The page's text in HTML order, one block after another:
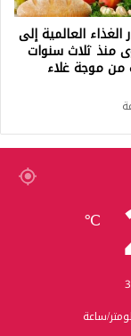
الغذاء العالمية إلى
منذ ثلاث سنوات
من موجة غلاء
℃